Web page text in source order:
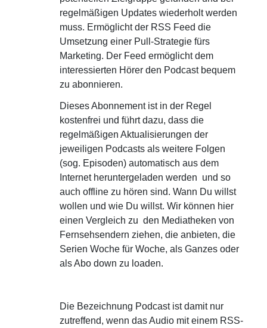
regelmäßigen Updates wiederholt werden
muss. Ermöglicht der RSS Feed die
Umsetzung einer Pull-Strategie fürs
Marketing. Der Feed ermöglicht dem
interessierten Hörer den Podcast bequem
zu abonnieren.
Dieses Abonnement ist in der Regel
kostenfrei und führt dazu, dass die
regelmäßigen Aktualisierungen der
jeweiligen Podcasts als weitere Folgen
(sog. Episoden) automatisch aus dem
Internet heruntergeladen werden und so
auch offline zu hören sind. Wann Du willst
wollen und wie Du willst. Wir können hier
einen Vergleich zu den Mediatheken von
Fernsehsendern ziehen, die anbieten, die
Serien Woche für Woche, als Ganzes oder
als Abo down zu loaden.
Die Bezeichnung Podcast ist damit nur
zutreffend, wenn das Audio mit einem RSS-